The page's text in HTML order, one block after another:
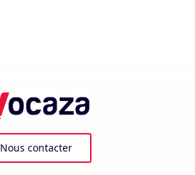
Nous contacter